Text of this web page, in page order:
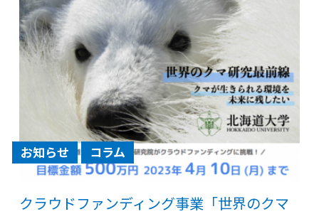
お知らせ コラム
クラウドファンディング事業「世界のクマ